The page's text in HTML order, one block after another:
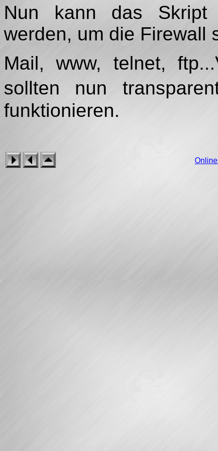
Nun kann das
werden, um die Firewall
Mail, www, telnet,
sollten nun
funktionieren.